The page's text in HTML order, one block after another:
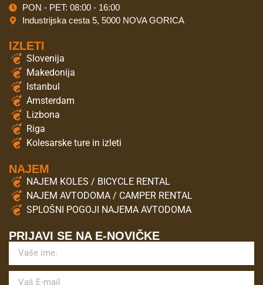
PON - PET: 08:00 - 16:00
Industrijska cesta 5, 5000 NOVA GORICA
IZLETI
Slovenija
Makedonija
Istanbul
Amsterdam
Lizbona
Riga
Kolesarske ture in izleti
NAJEM
NAJEM KOLES / BICYCLE RENTAL
NAJEM AVTODOMA / CAMPER RENTAL
SPLOŠNI POGOJI NAJEMA AVTODOMA
PRIJAVI SE NA E-NOVIČKE